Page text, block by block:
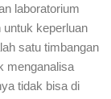
laboratorium
untuk keperluan
satu timbangan
menganalisa
tidak bisa di